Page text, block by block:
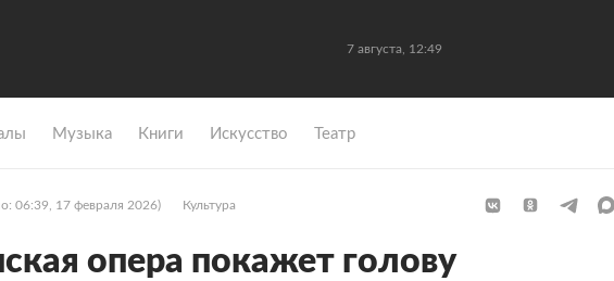
7 августа, 12:49
Музыка Книги Искусство Театр
06:39, 17 февраля 2026) Культура
опера покажет голову